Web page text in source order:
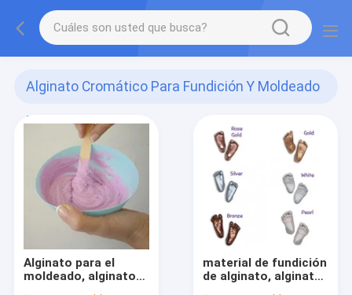
Alginato Cromático Para Fundición Y Moldeado
De Por Vida
(5)
Alginato para el
moldeado, alginato
material de fundición
de alginato, alginato